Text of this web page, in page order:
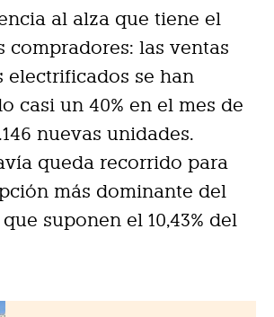
al alza que tiene el
compradores: las ventas
electrificados se han
casi un 40% en el mes de
nuevas unidades.
queda recorrido para
más dominante del
suponen el 10,43% del